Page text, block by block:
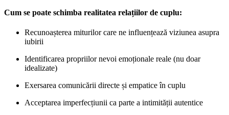
Cum se poate schimba realitatea relațiilor de cuplu:
Recunoașterea miturilor care ne influențează viziunea asupra
iubirii
Identificarea propriilor nevoi emoționale reale (nu doar
idealizate)
Exersarea comunicării directe și empatice în cuplu
Acceptarea imperfecțiunii ca parte a intimității autentice